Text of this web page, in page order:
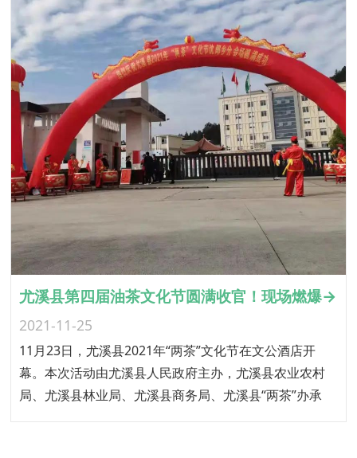
尤溪县第四届油茶文化节圆满收官！现场燃爆→
2021-11-25
11月23日，尤溪县2021年“两茶”文化节在文公酒店开
幕。本次活动由尤溪县人民政府主办，尤溪县农业农村
局、尤溪县林业局、尤溪县商务局、尤溪县“两茶”办承